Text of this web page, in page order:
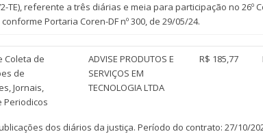
TE), referente a três diárias e meia para participação no
Portaria Coren-DF nº 300, de 29/05/24.
Coleta de
de
Jornais,
Periodicos
ADVISE PRODUTOS E
SERVIÇOS EM
TECNOLOGIA LTDA
R$ 185,77
dos diários da justiça. Período do contrato: 27/10/